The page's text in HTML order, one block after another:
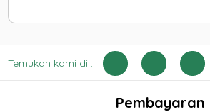
Temukan kami di :
Pembayaran